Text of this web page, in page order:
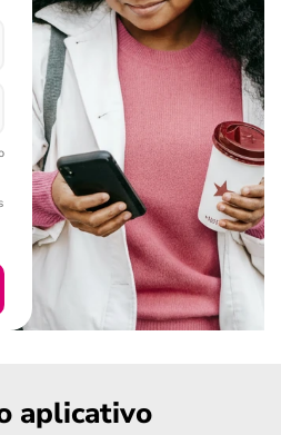
aplicativo